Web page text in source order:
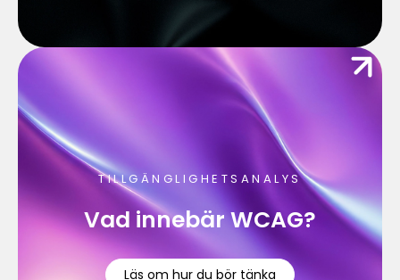
TILLGÄNGLIGHETSANALYS
Vad innebär WCAG?
Läs om hur du bör tänka